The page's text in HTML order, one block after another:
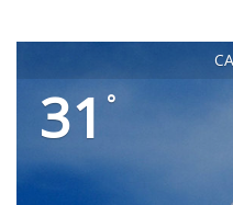
31 °